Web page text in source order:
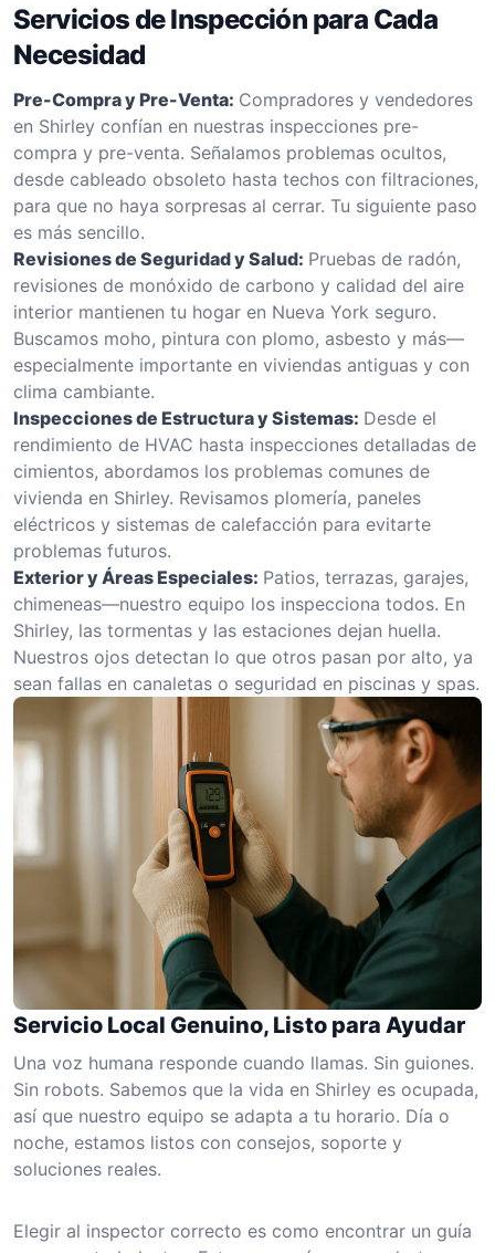
Servicios de Inspección para Cada
Necesidad
Pre-Compra y Pre-Venta: Compradores y vendedores
en Shirley confían en nuestras inspecciones pre-
compra y pre-venta. Señalamos problemas ocultos,
desde cableado obsoleto hasta techos con filtraciones,
para que no haya sorpresas al cerrar. Tu siguiente paso
es más sencillo.
Revisiones de Seguridad y Salud: Pruebas de radón,
revisiones de monóxido de carbono y calidad del aire
interior mantienen tu hogar en Nueva York seguro.
Buscamos moho, pintura con plomo, asbesto y más—
especialmente importante en viviendas antiguas y con
clima cambiante.
Inspecciones de Estructura y Sistemas: Desde el
rendimiento de HVAC hasta inspecciones detalladas de
cimientos, abordamos los problemas comunes de
vivienda en Shirley. Revisamos plomería, paneles
eléctricos y sistemas de calefacción para evitarte
problemas futuros.
Exterior y Áreas Especiales: Patios, terrazas, garajes,
chimeneas—nuestro equipo los inspecciona todos. En
Shirley, las tormentas y las estaciones dejan huella.
Nuestros ojos detectan lo que otros pasan por alto, ya
sean fallas en canaletas o seguridad en piscinas y spas.
Servicio Local Genuino, Listo para Ayudar
Una voz humana responde cuando llamas. Sin guiones.
Sin robots. Sabemos que la vida en Shirley es ocupada,
así que nuestro equipo se adapta a tu horario. Día o
noche, estamos listos con consejos, soporte y
soluciones reales.
Elegir al inspector correcto es como encontrar un guía